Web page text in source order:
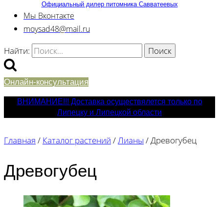
Официальный дилер питомника Савватеевых
Мы Вконтакте
moysad48@mail.ru
Найти:
Онлайн-консультация
ВНИМАНИЕ!!! Доставка осуществялется только по
Липецку и Липецкой области
Главная / Каталог растений /Лианы /Древогубец
Древогубец